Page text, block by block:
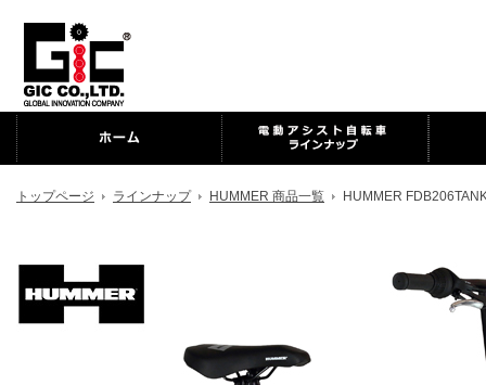
トップページ ラインナップ HUMMER 商品一覧 HUMMER